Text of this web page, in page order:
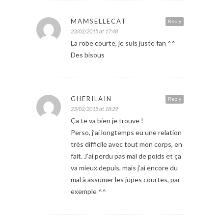
Reply
MAMSELLECAT
23/02/2015 at 17:48
La robe courte, je suis juste fan ^^
Des bisous
Reply
GHERILAIN
23/02/2015 at 18:29
Ça te va bien je trouve !
Perso, j’ai longtemps eu une relation
très difficile avec tout mon corps, en
fait. J’ai perdu pas mal de poids et ça
va mieux depuis, mais j’ai encore du
mal à assumer les jupes courtes, par
exemple ^^